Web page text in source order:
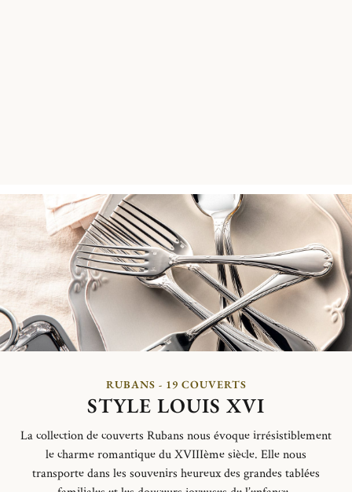
RUBANS - 19 COUVERTS
STYLE LOUIS XVI
La collection de couverts Rubans nous évoque irrésistiblement
le charme romantique du XVIIIème siècle. Elle nous
transporte dans les souvenirs heureux des grandes tablées